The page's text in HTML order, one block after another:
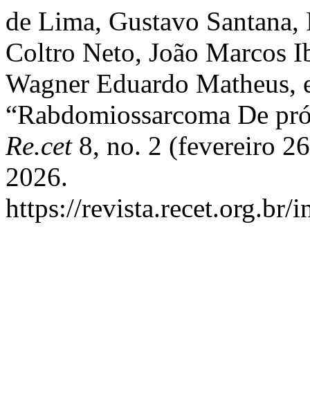
de Lima, Gustavo
Coltro Neto, João Marcos
Wagner Eduardo Matheus,
“Rabdomiossarcoma De
Re.cet8, no. 2 (fevereiro
2026.
https://revista.recet.org.br/